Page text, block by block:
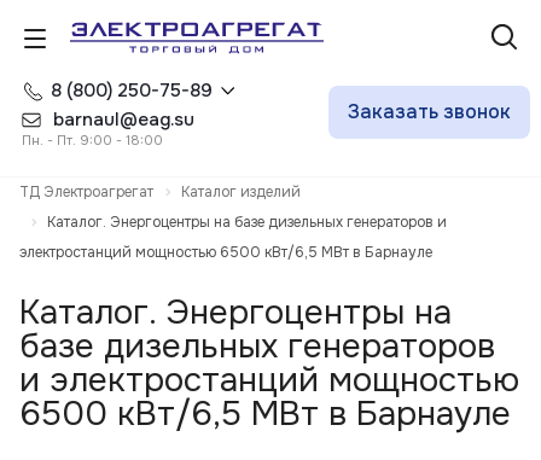
8 (800) 250-75-89
barnaul@eag.su
Пн. - Пт. 9:00 - 18:00
Заказать звонок
ТД Электроагрегат
Каталог изделий
Каталог. Энергоцентры на базе дизельных генераторов и
электростанций мощностью 6500 кВт/6,5 МВт в Барнауле
Каталог. Энергоцентры на
базе дизельных генераторов
и электростанций мощностью
6500 кВт/6,5 МВт в Барнауле